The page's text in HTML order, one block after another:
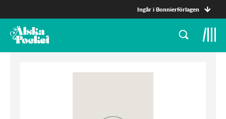
Ingår i Bonnierförlagen